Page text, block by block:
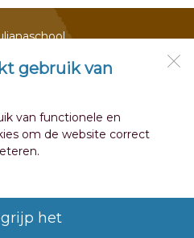
gebruik van
van functionele en
om de website correct
het
Schagen